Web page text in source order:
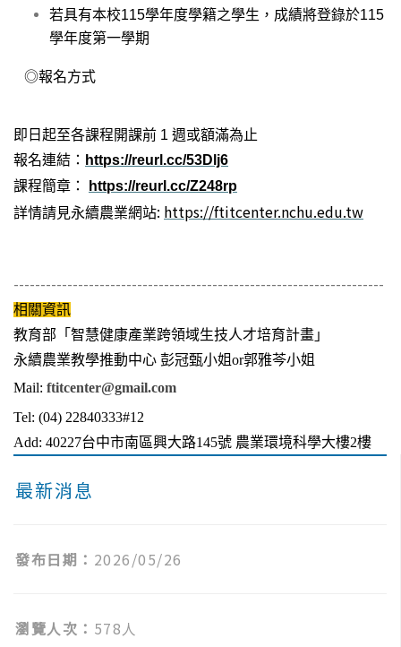
最新消息
發布日期： 2026/05/26
瀏覽人次： 578人
若具有本校115學年度學籍之學生，成績將登錄於115
學年度第一學期
◎報名方式
即日起至各課程開課前 1 週或額滿為止
報名連結： https://reurl.cc/53Dlj6
課程簡章：
https://reurl.cc/Z248rp
詳情請見永續農業網站: https://ftitcenter.nchu.edu.tw
---------------------------------------------------------------------
相關資訊
教育部「智慧健康產業跨領域生技人才培育計畫」
永續農業教學推動中心 彭冠甄小姐or郭雅芩小姐
Mail: ftitcenter@gmail.com
Tel: (04) 22840333#12
Add: 40227台中市南區興大路145號 農業環境科學大樓2樓